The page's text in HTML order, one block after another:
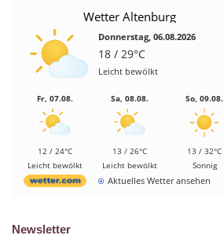
Wetter Altenburg
Donnerstag, 06.08.2026
18 / 29°C
Leicht bewölkt
Fr, 07.08.
12 / 24°C
Leicht bewölkt
Sa, 08.08.
13 / 26°C
Leicht bewölkt
So, 09.08.
13 / 32°C
Sonnig
Aktuelles Wetter ansehen
Newsletter